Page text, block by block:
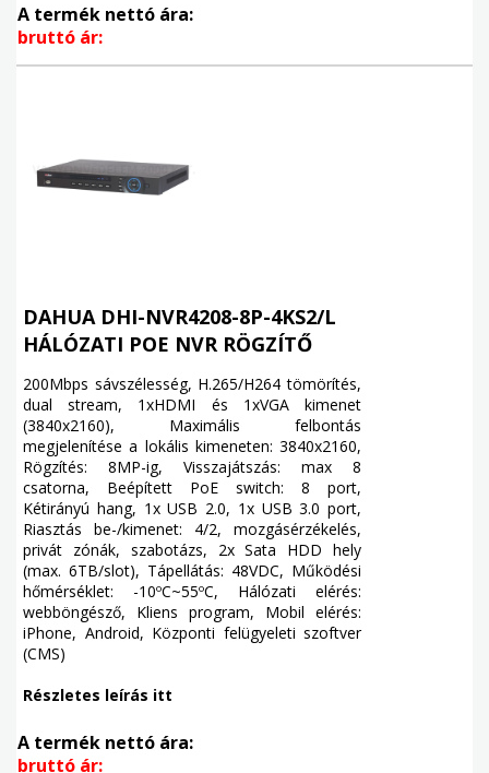
A termék nettó ára:
bruttó ár:
DAHUA DHI-NVR4208-8P-4KS2/L
HÁLÓZATI POE NVR RÖGZÍTŐ
200Mbps sávszélesség, H.265/H264 tömörítés,
dual stream, 1xHDMI és 1xVGA kimenet
(3840x2160), Maximális felbontás
megjelenítése a lokális kimeneten: 3840x2160,
Rögzítés: 8MP-ig, Visszajátszás: max 8
csatorna, Beépített PoE switch: 8 port,
Kétirányú hang, 1x USB 2.0, 1x USB 3.0 port,
Riasztás be-/kimenet: 4/2, mozgásérzékelés,
privát zónák, szabotázs, 2x Sata HDD hely
(max. 6TB/slot), Tápellátás: 48VDC, Működési
hőmérséklet: -10ºC~55ºC, Hálózati elérés:
webböngésző, Kliens program, Mobil elérés:
iPhone, Android, Központi felügyeleti szoftver
(CMS)
Részletes leírás itt
A termék nettó ára:
bruttó ár: